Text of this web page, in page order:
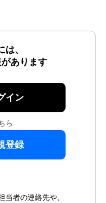
、
あります
イン
ら
登録
当者の連絡先や、